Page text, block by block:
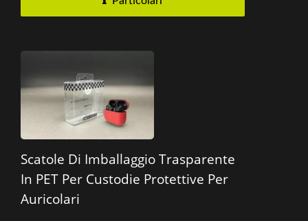
Scatole Di Imballaggio Trasparente
In PET Per Custodie Protettive Per
Auricolari